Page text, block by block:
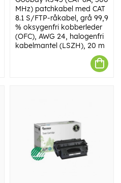
MHz) patchkabel med CAT
8.1 S/FTP-råkabel, grå 99,9
% oksygenfri kobberleder
(OFC), AWG 24, halogenfri
kabelmantel (LSZH), 20 m